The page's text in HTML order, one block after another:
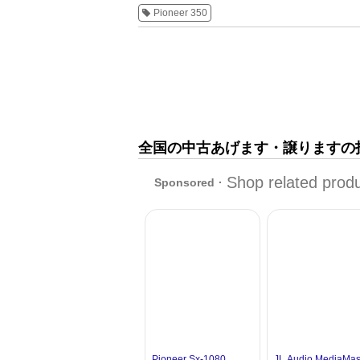
Pioneer 350
全国の中古あげます・譲りますの